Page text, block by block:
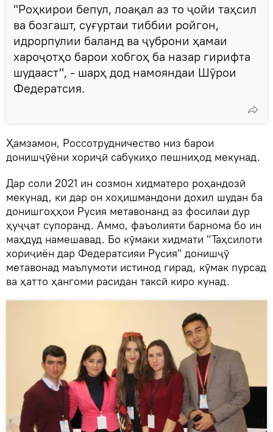
"Роҳкирои бепул, лоақал аз то ҷойи таҳсил
ва бозгашт, суғуртаи тиббии ройгон,
идрорпулии баланд ва ҷуброни ҳамаи
хароҷотҳо барои хобгоҳ ба назар гирифта
шудааст", - шарҳ дод намояндаи Шӯрои
Федератсия.
Ҳамзамон, Россотрудничество низ барои
донишҷӯёни хориҷӣ сабукиҳо пешниҳод мекунад.
Дар соли 2021 ин созмон хидматеро роҳандозӣ
мекунад, ки дар он хоҳишмандони дохил шудан ба
донишгоҳҳои Русия метавонанд аз фосилаи дур
ҳуҷҷат супоранд. Аммо, фаъолияти барнома бо ин
маҳдуд намешавад. Бо кӯмаки хидмати "Таҳсилоти
хориҷиён дар Федератсияи Русия" донишҷӯ
метавонад маълумоти истинод гирад, кӯмак пурсад
ва ҳатто ҳангоми расидан таксӣ киро кунад.